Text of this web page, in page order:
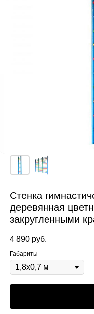
Стенка
деревянная
закругленными
4 890 руб.
Габариты